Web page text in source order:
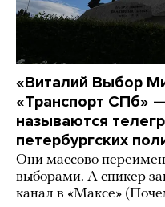
«Виталий Выбор
«Транспорт СПб»
называются
петербургских
Они массово
выборами. А спикер
канал в «Максе»